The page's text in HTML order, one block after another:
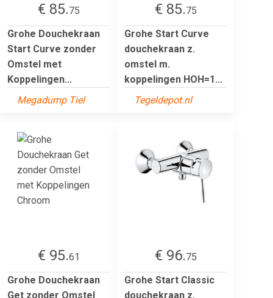
€ 85.75
Grohe Douchekraan
Start Curve zonder
Omstel met
Koppelingen...
Megadump Tiel
€ 85.75
Grohe Start Curve
douchekraan z.
omstel m.
koppelingen HOH=1...
Tegeldepot.nl
€ 95.61
Grohe Douchekraan
Get zonder Omstel
€ 96.75
Grohe Start Classic
douchekraan z.